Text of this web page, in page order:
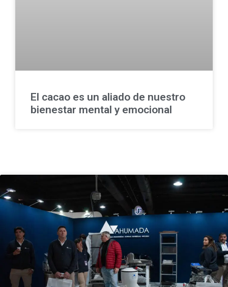
El cacao es un aliado de nuestro
bienestar mental y emocional